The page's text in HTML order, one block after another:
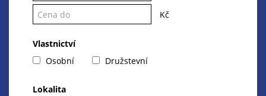
Kč
Vlastnictví
Osobní
Družstevní
Lokalita